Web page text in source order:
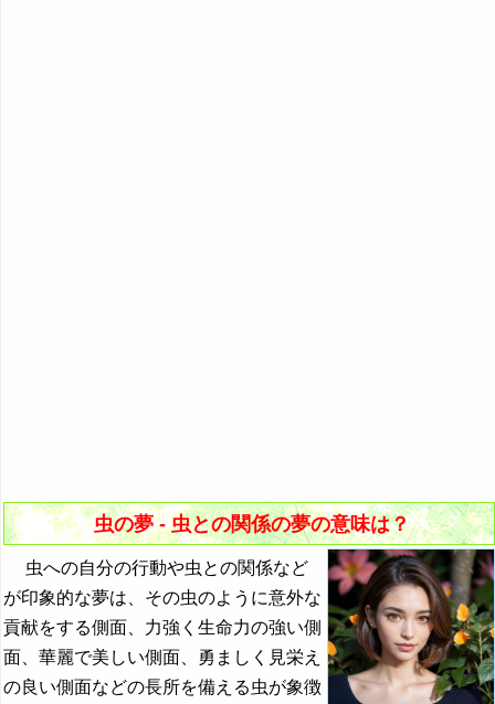
18. 虫を拾う夢 - 友情や愛情を獲得したい気持ち
19. 虫を観察する夢 - 見習うことや反面教師
20. 虫を食べる夢 - 金運上昇や不快感
21. 虫に乗る夢 - 信頼感
22. 虫に嫉妬する夢 - 独占欲や虚栄心
46. 虫と浮気する夢 - 倫理観や信頼の重要性
47. 虫に再会する夢 - 再会を望む気持ち
48. 虫から借りる夢 - 手助けしてもらいたい気持ち
49. 虫に貸す夢 - 手助けすることに対する気持ち
50. 虫を脅迫する夢 - 優位性誇示によるストレ発散
『な行』の夢
『は』から始まる夢
『ひ』から始まる夢
『ふ～ほ』の夢
『ま行』の夢
虫の夢 - 虫との関係の夢の意味は？
虫への自分の行動や虫との関係など
が印象的な夢は、その虫のように意外な
貢献をする側面、力強く生命力の強い側
面、華麗で美しい側面、勇ましく見栄え
の良い側面などの長所を備える虫が象徴